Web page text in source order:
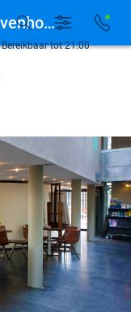
Bereikbaar tot 21:00